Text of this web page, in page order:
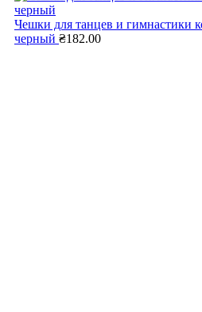
Чешки для танцев и гимнастики
черный ₴182.00